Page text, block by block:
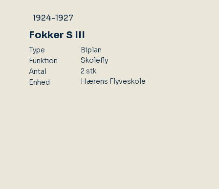
1924-1927
Fokker S III
Type
Funktion
Antal
Enhed
Biplan
Skolefly
2 stk
Hærens Flyveskole